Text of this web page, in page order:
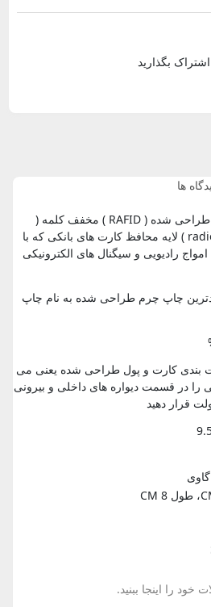
بگذارید
ها
این کیف پول با تکنولوژی روز طراحی شده ( RAFID ) مخفف کلمه (
radio frequency identification ) لایه محافظ کارت های بانکی که با
رادیویی و سیگنال های الکترونیکی
چاپ چرم طراحی شده به نام چاپ
کارت و پول طراحی شده یعنی می
را در قسمت دیواره های داخلی و بیرونی
قرار دهید
را اینجا ببنید.